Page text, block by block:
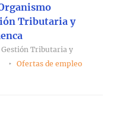
Tributaria y
Gestión Tributaria y
Ofertas de empleo